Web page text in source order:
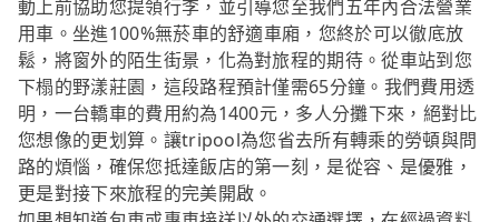
動上前協助您提領行李，並引導您至我們五年內合法營業
用車。坐進100%無菸車的舒適車廂，您終於可以徹底放
鬆，將窗外的陌生街景，化為對旅程的期待。從車站到您
下榻的野漾莊園，這段路程預計僅需65分鐘。我們費用透
明，一台轎車的費用約為1400元，多人分攤下來，絕對比
您想像的更划算。讓tripool為您省去所有轉乘的勞頓與問
路的煩惱，確保您抵達飯店的第一刻，是從容、是優雅，
更是對接下來旅程的完美開啟。